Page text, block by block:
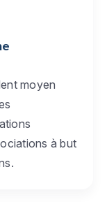
moyen
à but